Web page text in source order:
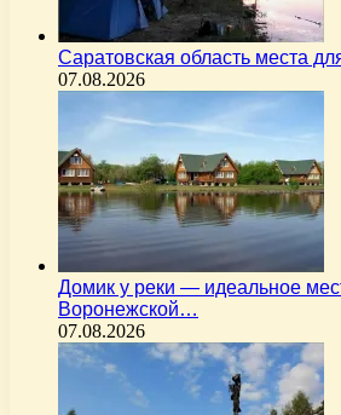
Саратовская область места
07.08.2026
Домик у реки — идеальное
Воронежской…
07.08.2026